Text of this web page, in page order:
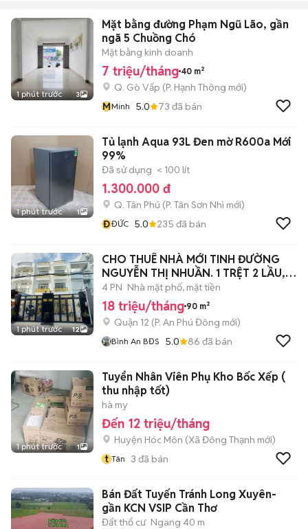
1 phút trước 3
Mặt bằng đường Phạm Ngũ Lão, gần
ngã 5 Chuồng Chó
Mặt bằng kinh doanh
7 triệu/tháng 40 m²
Q. Gò Vấp (P. Hạnh Thông mới)
MMinh 5.0 73 đã bán
1 phút trước 1
Tủ lạnh Aqua 93L Đen mờ R600a Mới
99%
Đã sử dụng < 100 lít
1.300.000 đ
Q. Tân Phú (P. Tân Sơn Nhì mới)
ĐĐỨC 5.0 235 đã bán
1 phút trước 12
CHO THUÊ NHÀ MỚI TINH ĐƯỜNG
NGUYỄN THỊ NHUẦN. 1 TRỆT 2 LẦU,
DT 4×25
4 PN Nhà mặt phố, mặt tiền
18 triệu/tháng 90 m²
Quận 12 (P. An Phú Đông mới)
Bình An BĐS 5.0 86 đã bán
1 phút trước 1
Tuyển Nhân Viên Phụ Kho Bốc Xếp (
thu nhập tốt)
hà my
Đến 12 triệu/tháng
Huyện Hóc Môn (Xã Đông Thạnh mới)
t Tân 3 đã bán
Bán Đất Tuyến Tránh Long Xuyên-
gần KCN VSIP Cần Thơ
Đất thổ cư Ngang 40 m